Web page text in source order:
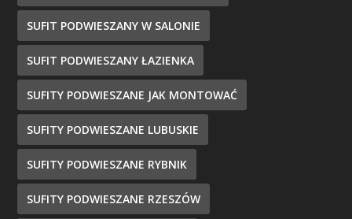
SUFIT PODWIESZANY W SALONIE
SUFIT PODWIESZANY ŁAZIENKA
SUFITY PODWIESZANE JAK MONTOWAĆ
SUFITY PODWIESZANE LUBUSKIE
SUFITY PODWIESZANE RYBNIK
SUFITY PODWIESZANE RZESZÓW